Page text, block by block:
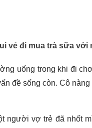
vẻ đi mua trà sữa với
uống trong khi đi
đề sống còn. Cô
người vợ trẻ đã nhốt